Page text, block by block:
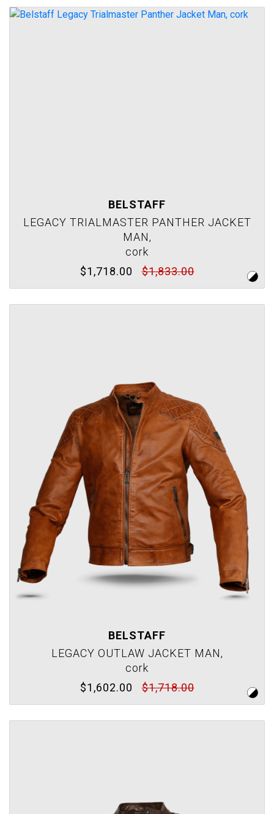
BELSTAFF
LEGACY TRIALMASTER PANTHER JACKET
MAN,
cork
$1,718.00
$1,833.00
BELSTAFF
LEGACY OUTLAW JACKET MAN,
cork
$1,602.00
$1,718.00